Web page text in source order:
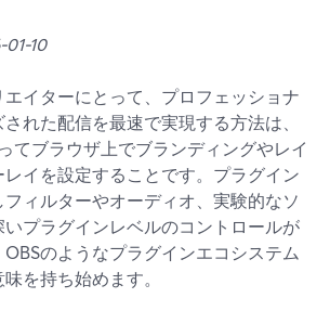
10
イターにとって、プロフェッショナ
れた配信を最速で実現する方法は、
てブラウザ上でブランディングやレイ
イを設定することです。プラグイン
ィルターやオーディオ、実験的なソ
プラグインレベルのコントロールが
のようなプラグインエコシステム
を持ち始めます。